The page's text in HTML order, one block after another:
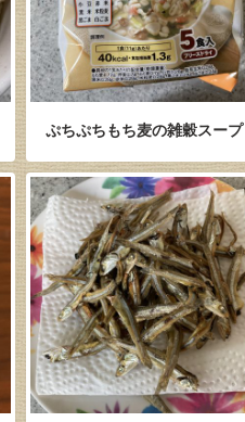
ぷちぷちもち麦の雑穀スープ